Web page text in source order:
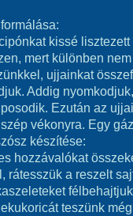
kissé
mert különben
ujjainkat
Addig
Ezután az
vékonyra. Egy
készítése:
hozzávalókat
rátesszük a reszelt
teszünk